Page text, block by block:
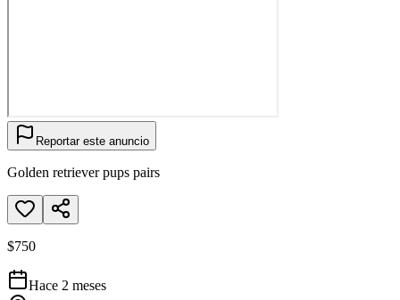
Reportar este anuncio
Golden retriever pups pairs
$750
Hace 2 meses